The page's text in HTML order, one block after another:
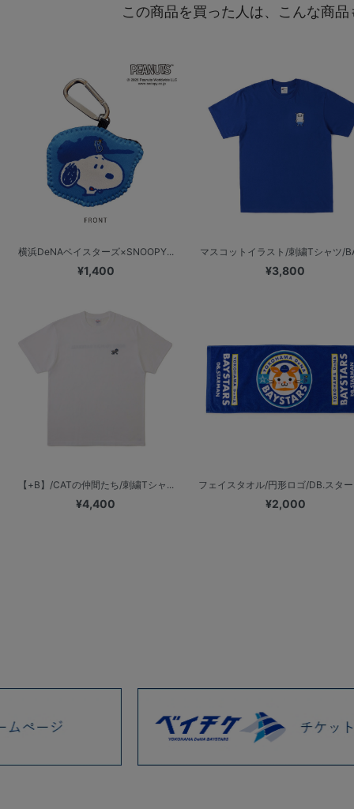
この商品を買った人は、こんな商
横浜DeNAベイスターズ×SNOOPY...
¥1,400
マスコットイラスト/刺繍Tシャツ/
¥3,800
【+B】/CATの仲間たち/刺繍Tシャ...
¥4,400
フェイスタオル/円形ロゴ/DB.スタ
¥2,000